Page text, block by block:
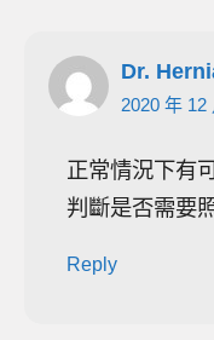
Dr.
2020 年 12
正常情況下有
判斷是否需要
Reply